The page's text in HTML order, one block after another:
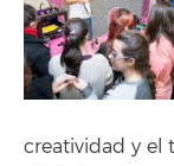
creatividad y el